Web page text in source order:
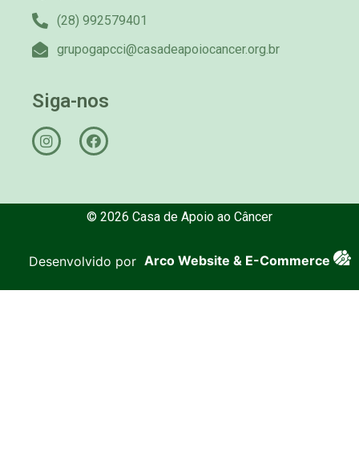
(28) 992579401
grupogapcci@casadeapoiocancer.org.br
Siga-nos
© 2026 Casa de Apoio ao Câncer
Desenvolvido por Arco Website & E-Commerce